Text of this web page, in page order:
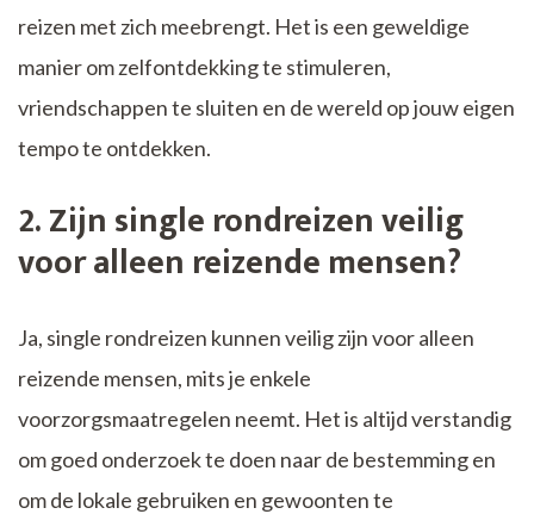
reizen met zich meebrengt. Het is een geweldige
manier om zelfontdekking te stimuleren,
vriendschappen te sluiten en de wereld op jouw eigen
tempo te ontdekken.
2. Zijn single rondreizen veilig
voor alleen reizende mensen?
Ja, single rondreizen kunnen veilig zijn voor alleen
reizende mensen, mits je enkele
voorzorgsmaatregelen neemt. Het is altijd verstandig
om goed onderzoek te doen naar de bestemming en
om de lokale gebruiken en gewoonten te